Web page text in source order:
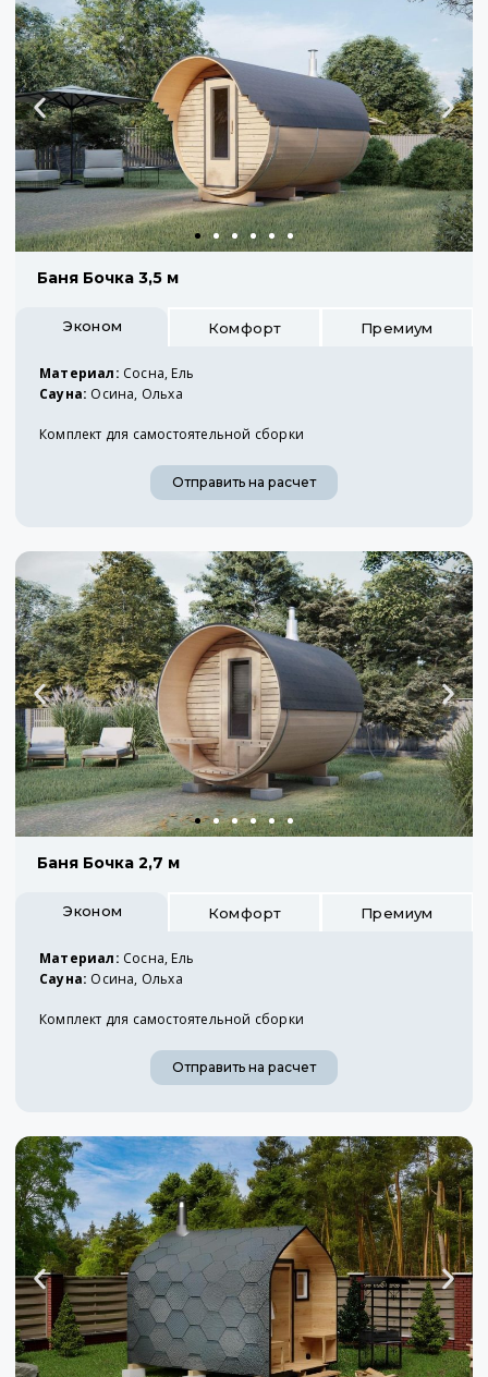
Баня Бочка 3,5 м
Эконом Комфорт Премиум
Материал: Сосна, Ель
Сауна: Осина, Ольха
Комплект для самостоятельной сборки
Отправить на расчет
Баня Бочка 2,7 м
Эконом Комфорт Премиум
Материал: Сосна, Ель
Сауна: Осина, Ольха
Комплект для самостоятельной сборки
Отправить на расчет